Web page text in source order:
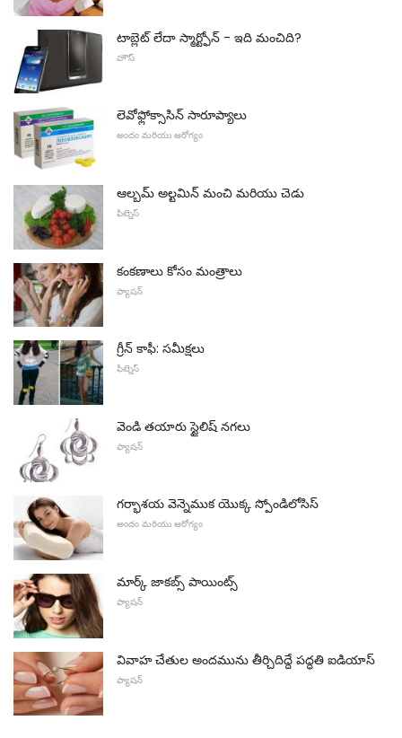
టాబ్లెట్ లేదా స్మార్ట్ఫోన్ - ఇది మంచిది?
హౌస్
లెవోఫ్లోక్సాసిన్ సారూప్యాలు
అందం మరియు ఆరోగ్యం
ఆల్బమ్ అల్టమిన్ మంచి మరియు చెడు
ఫిట్నెస్
కంకణాలు కోసం మంత్రాలు
ఫ్యాషన్
గ్రీన్ కాఫీ: సమీక్షలు
ఫిట్నెస్
వెండి తయారు స్టైలిష్ నగలు
ఫ్యాషన్
గర్భాశయ వెన్నెముక యొక్క స్పోండిలోసిస్
అందం మరియు ఆరోగ్యం
మార్క్ జాకబ్స్ పాయింట్స్
ఫ్యాషన్
వివాహ చేతుల అందమును తీర్చిదిద్దే పద్ధతి ఐడియాస్
ఫ్యాషన్